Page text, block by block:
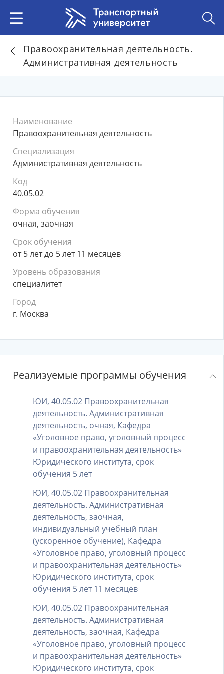
Правоохранительная деятельность.
Административная деятельность
Наименование
Правоохранительная деятельность
Специализация
Административная деятельность
Код
40.05.02
Форма обучения
очная, заочная
Срок обучения
от 5 лет до 5 лет 11 месяцев
Уровень образования
специалитет
Город
г. Москва
Реализуемые программы обучения
ЮИ, 40.05.02 Правоохранительная
деятельность. Административная
деятельность, очная, Кафедра
«Уголовное право, уголовный процесс
и правоохранительная деятельность»
Юридического института, срок
обучения 5 лет
ЮИ, 40.05.02 Правоохранительная
деятельность. Административная
деятельность, заочная,
индивидуальный учебный план
(ускоренное обучение), Кафедра
«Уголовное право, уголовный процесс
и правоохранительная деятельность»
Юридического института, срок
обучения 5 лет 11 месяцев
ЮИ, 40.05.02 Правоохранительная
деятельность. Административная
деятельность, заочная, Кафедра
«Уголовное право, уголовный процесс
и правоохранительная деятельность»
Юридического института, срок